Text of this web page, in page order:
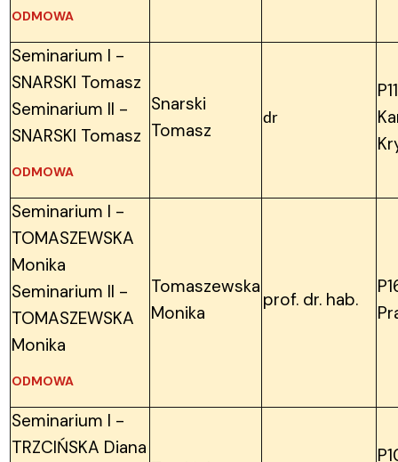
ODMOWA
Seminarium I -
SNARSKI Tomasz
Seminarium II -
SNARSKI Tomasz
ODMOWA
Snarski
Tomasz
dr
Seminarium I -
TOMASZEWSKA
Monika
Seminarium II -
TOMASZEWSKA
Monika
ODMOWA
Tomaszewska
Monika
prof. dr. hab.
Seminarium I -
TRZCIŃSKA Diana